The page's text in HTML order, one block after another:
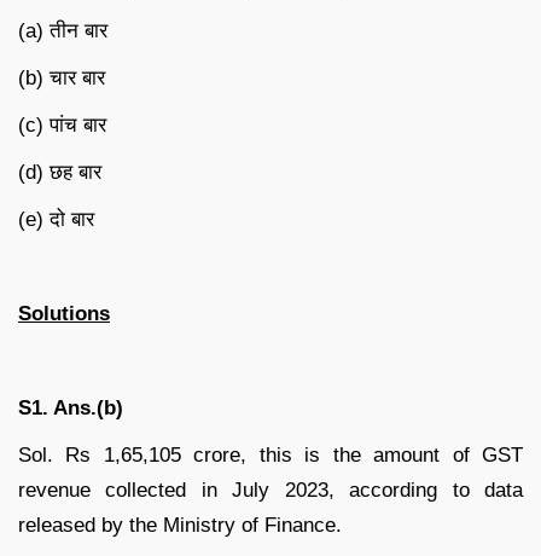
(a) तीन बार
(b) चार बार
(c) पांच बार
(d) छह बार
(e) दो बार
Solutions
S1. Ans.(b)
Sol. Rs 1,65,105 crore, this is the amount of GST
revenue collected in July 2023, according to data
released by the Ministry of Finance.